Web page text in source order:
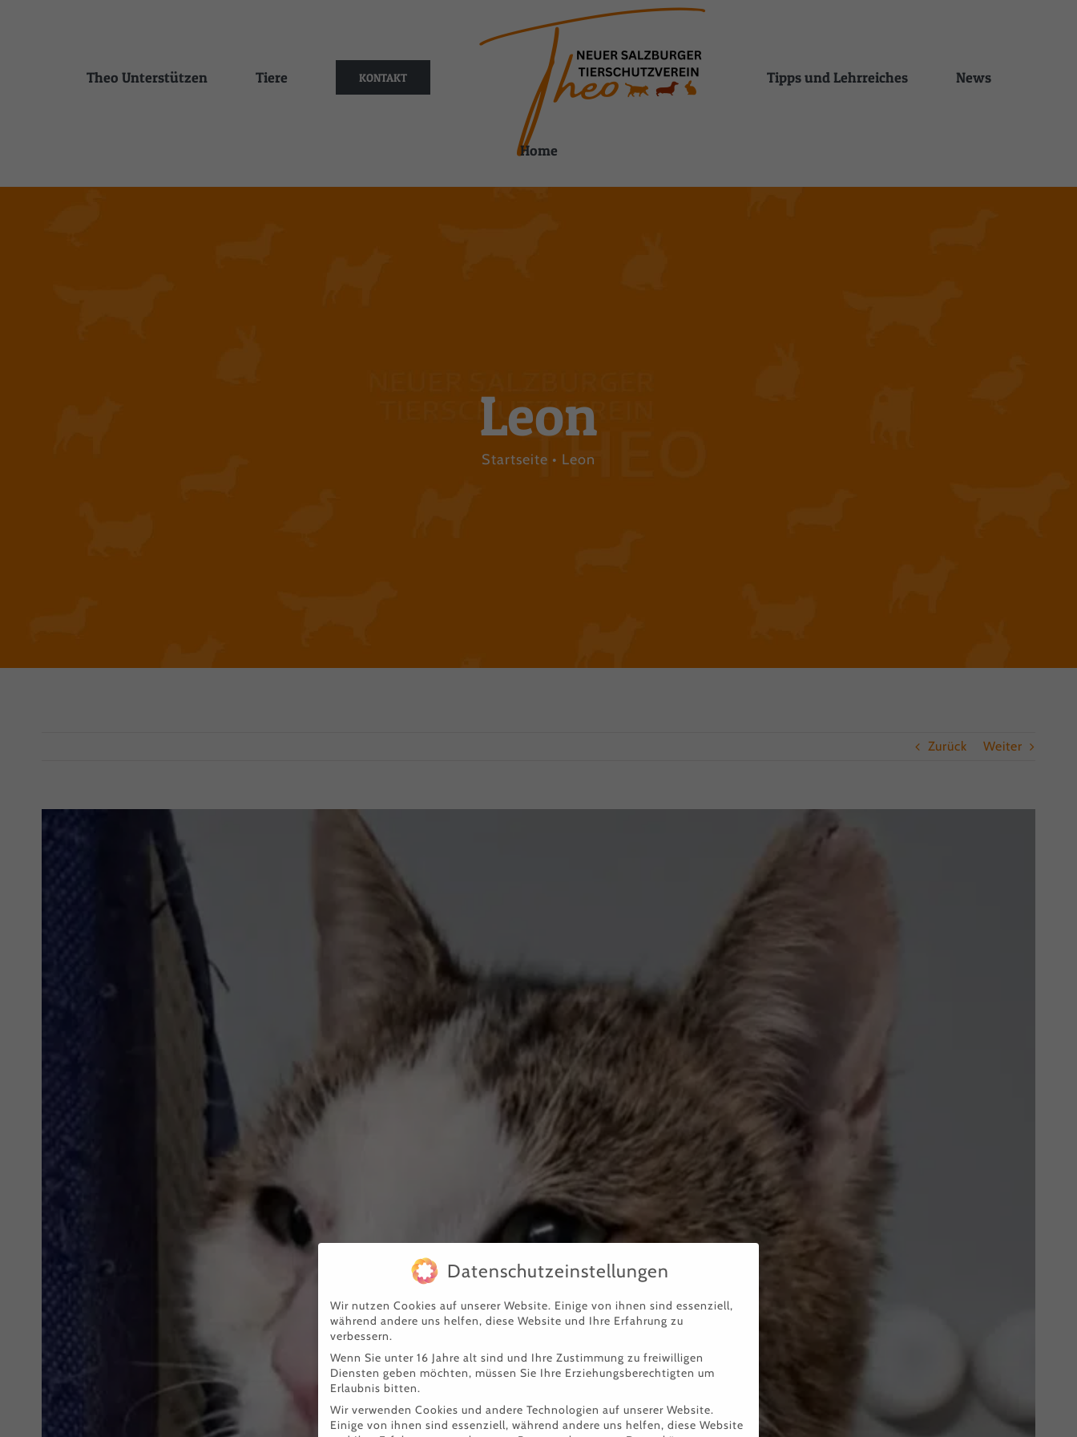
Theo Unterstützen Tiere KONTAKT Tipps und Lehrreiches News
Home
Leon
Startseite Leon
Zurück Weiter
Image
Datenschutzeinstellungen
Wir nutzen Cookies auf unserer Website. Einige von ihnen sind essenziell,
während andere uns helfen, diese Website und Ihre Erfahrung zu
verbessern.
Wenn Sie unter 16 Jahre alt sind und Ihre Zustimmung zu freiwilligen
Diensten geben möchten, müssen Sie Ihre Erziehungsberechtigten um
Erlaubnis bitten.
Wir verwenden Cookies und andere Technologien auf unserer Website.
Einige von ihnen sind essenziell, während andere uns helfen, diese Website